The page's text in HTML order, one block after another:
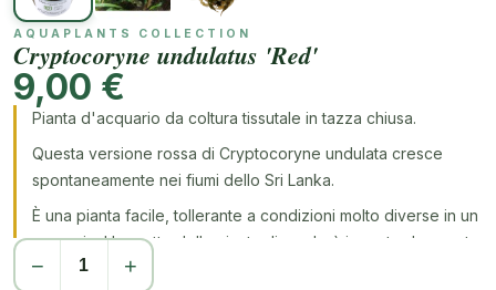
AQUAPLANTS COLLECTION
Cryptocoryne undulatus 'Red'
9,00 €
Pianta d'acquario da coltura tissutale in tazza chiusa.
Questa versione rossa di Cryptocoryne undulata cresce
spontaneamente nei fiumi dello Sri Lanka.
È una pianta facile, tollerante a condizioni molto diverse in un
acquario. L'aspetto della pianta dipenderà in parte da queste
condizioni.
− +